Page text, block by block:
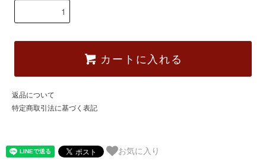
カートに入れる
返品について
特定商取引法に基づく表記
お気に入り